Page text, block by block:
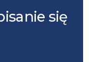
się